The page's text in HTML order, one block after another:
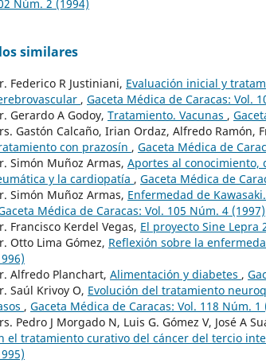
Núm. 2 (1994)
similares
Federico R Justiniani, Evaluación inicial y
, Gaceta Médica de Caracas: Vol.
Gerardo A Godoy, Tratamiento. Vacunas ,
Gastón Calcaño, Irian Ordaz, Alfredo Ramón,
con prazosín , Gaceta Médica de
Simón Muñoz Armas, Aportes al
y la cardiopatía , Gaceta Médica de
Simón Muñoz Armas, Enfermedad de
Médica de Caracas: Vol. 105 Núm. 4 (1997)
Francisco Kerdel Vegas, El proyecto Sine Lepra
Otto Lima Gómez, Reflexión sobre la
Alfredo Planchart, Alimentación y diabetes ,
Saúl Krivoy O, Evolución del tratamiento
, Gaceta Médica de Caracas: Vol. 118 Núm. 1
Pedro J Morgado N, Luis G. Gómez V, José A
el tratamiento curativo del cáncer del tercio